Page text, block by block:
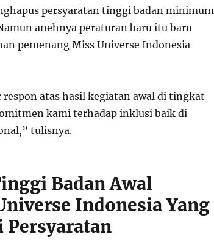
persyaratan tinggi badan minimum
anehnya peraturan baru itu baru
pemenang Miss Universe Indonesia
respon atas hasil kegiatan awal di tingkat
kami terhadap inklusi baik di
tulisnya.
Badan Awal
Indonesia Yang